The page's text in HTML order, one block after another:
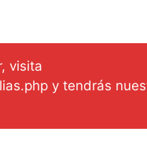
visita
y tendrás